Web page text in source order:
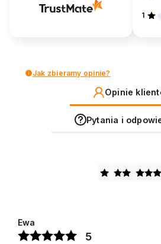
1
Jak zbieramy opinie?
Opinie
Pytania i
Ewa
5